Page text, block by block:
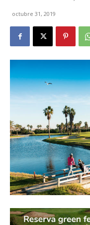
octubre 31, 2019